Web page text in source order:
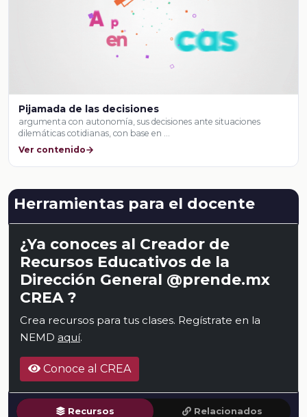
Pijamada de las decisiones
argumenta con autonomía, sus decisiones ante situaciones
dilemáticas cotidianas, con base en …
Ver contenido
Herramientas para el docente
¿Ya conoces al Creador de
Recursos Educativos de la
Dirección General @prende.mx
CREA ?
Crea recursos para tus clases. Regístrate en la
NEMD aquí.
Conoce al CREA
Recursos Relacionados